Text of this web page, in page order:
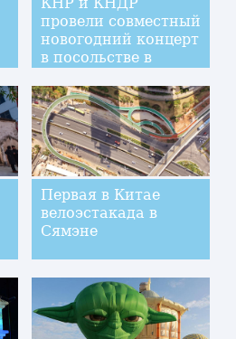
провели совместный
новогодний концерт
в посольстве в
Первая в Китае
велоэстакада в
Сямэне